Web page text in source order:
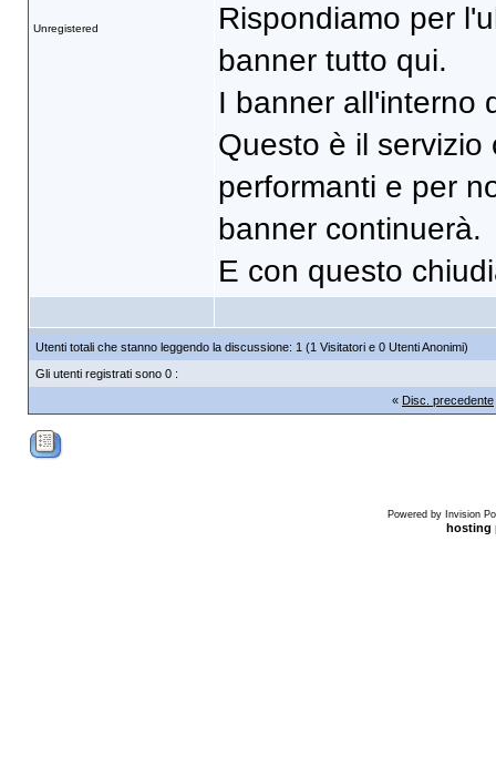
Unregistered
Rispondiamo per
banner tutto qui.
I banner all'interno
Questo è il servizio
performanti e per
banner continuerà.
E con questo
Utenti totali che stanno leggendo la discussione: 1 (1 Visitatori e 0 Utenti Anonimi)
Gli utenti registrati sono 0 :
« Disc. precedente
Powered by Invision
hosting